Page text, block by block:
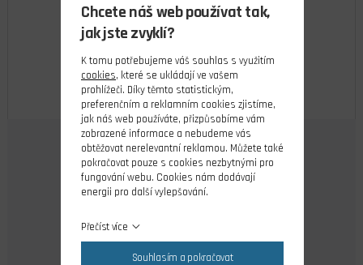
Pilot motorový člun
dostupnost 2-4 dny
1 445,00 Kč
Do košíku
Chcete náš web používat tak,
jak jste zvyklí?
K tomu potřebujeme váš souhlas s využitím
cookies, které se ukládají ve vašem
prohlížeči. Díky těmto statistickým,
preferenčním a reklamním cookies zjistíme,
jak náš web používáte, přizpůsobíme vám
zobrazené informace a nebudeme vás
obtěžovat nerelevantní reklamou. Můžete také
pokračovat pouze s cookies nezbytnými pro
fungování webu. Cookies nám dodávají
energii pro další vylepšování.
Přečíst více
Souhlasím a pokračovat